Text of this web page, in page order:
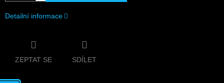
Detailní informace
ZEPTAT SE SDÍLET